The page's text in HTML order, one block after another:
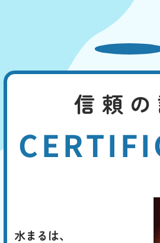
信頼の
水まるは、